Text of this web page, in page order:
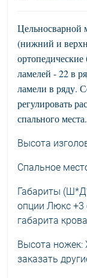
Цельносварной
(нижний и
ортопедические
ламелей - 22 в
ламели в ряду.
регулировать
спального места.
Высота
Спальное
Габариты
опции Люкс +3
габарита
Высота
заказать